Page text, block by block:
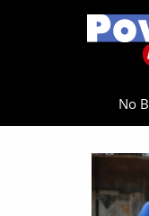
No